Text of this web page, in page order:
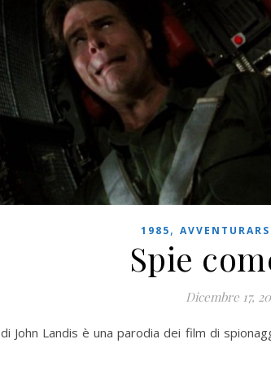
1985,
Spie
Dicembre 17,
di John Landis è una parodia dei film di